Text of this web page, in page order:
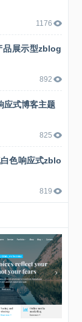
1176
品展示型zblog
892
应式博客主题
825
色响应式zblo
819